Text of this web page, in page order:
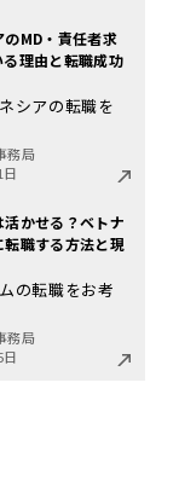
のMD・責任者求
る理由と転職成功
シアの転職を
務局
かせる？ベトナ
職する方法と現
の転職をお考
務局